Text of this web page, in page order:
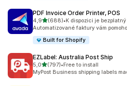
PDF Invoice Order Printer, POS
4,9z 5 hvězd
(688)
Celkový počet recenzí: 688
•K dispozici je bezplatný
Automatizované faktury vám
Built for Shopify
EZLabel: Australia Post Ship
5,0z 5 hvězd
(797)
Celkový počet recenzí: 797
•Free to install
MyPost Business shipping labels